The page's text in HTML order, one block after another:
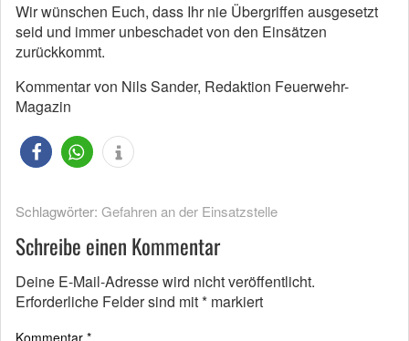
Wir wünschen Euch, dass Ihr nie Übergriffen ausgesetzt
seid und immer unbeschadet von den Einsätzen
zurückkommt.
Kommentar von Nils Sander, Redaktion Feuerwehr-
Magazin
Schlagwörter: Gefahren an der Einsatzstelle
Schreibe einen Kommentar
Deine E-Mail-Adresse wird nicht veröffentlicht.
Erforderliche Felder sind mit* markiert
Kommentar *